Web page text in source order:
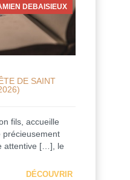
DEBAISIEUX
DE SAINT
fils, accueille
précieusement
attentive […], le
DÉCOUVRIR